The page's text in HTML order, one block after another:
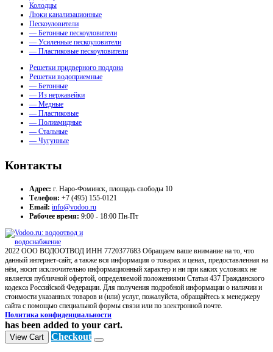
Колодцы
Люки канализационные
Пескоуловители
— Бетонные пескоуловители
— Усиленные пескоуловители
— Пластиковые пескоуловители
Решетки придверного поддона
Решетки водоприемные
— Бетонные
— Из нержавейки
— Медные
— Пластиковые
— Полиамидные
— Стальные
— Чугунные
Контакты
Адрес: г. Наро-Фоминск, площадь свободы 10
Телефон: +7 (495) 155-0121
Email: info@vodoo.ru
Рабочее время: 9:00 - 18:00 Пн-Пт
2022 ООО ВОДООТВОД ИНН 7720377683 Обращаем ваше внимание на то, что
данный интернет-сайт, а также вся информация о товарах и ценах, предоставленная на
нём, носит исключительно информационный характер и ни при каких условиях не
является публичной офертой, определяемой положениями Статьи 437 Гражданского
кодекса Российской Федерации. Для получения подробной информации о наличии и
стоимости указанных товаров и (или) услуг, пожалуйста, обращайтесь к менеджеру
сайта с помощью специальной формы связи или по электронной почте.
Политика конфиденциальности
has been added to your cart.
View Cart Checkout